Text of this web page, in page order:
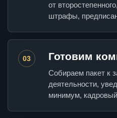
от
штрафы,
03 Готовим
Собираем пакет к
деятельности,
минимум,